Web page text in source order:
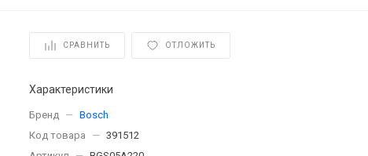
СРАВНИТЬ ОТЛОЖИТЬ
Характеристики
Бренд — Bosch
Код товара
— 391512